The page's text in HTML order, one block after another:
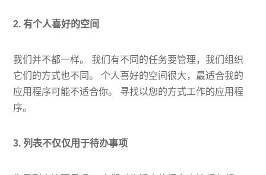
2. 有个人喜好的空间
我们并不都一样。 我们有不同的任务要管理，我们组织
它们的方式也不同。 个人喜好的空间很大，最适合我的
应用程序可能不适合你。 寻找以您的方式工作的应用程
序。
3. 列表不仅仅用于待办事项